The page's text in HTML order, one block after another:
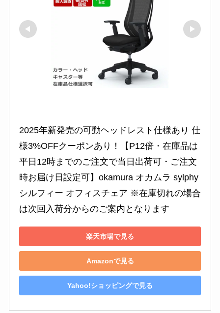
2025年新発売の可動ヘッドレスト仕様あり 仕
様3%OFFクーポンあり！【P12倍・在庫品は
平日12時までのご注文で当日出荷可・ご注文
時お届け日設定可】okamura オカムラ sylphy
シルフィー オフィスチェア ※在庫切れの場合
は次回入荷分からのご案内となります
楽天市場で見る
Amazonで見る
Yahoo!ショッピングで見る